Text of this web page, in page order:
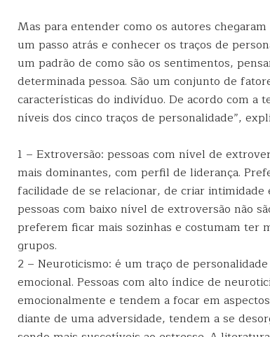
Mas para entender como os autores
um passo atrás e conhecer os traços de
um padrão de como são os sentimentos,
determinada pessoa. São um conjunto de
características do indivíduo. De acordo com a
níveis dos cinco traços de personalidade”,
1 – Extroversão: pessoas com nível de
mais dominantes, com perfil de liderança.
facilidade de se relacionar, de criar intimidade
pessoas com baixo nível de extroversão não
preferem ficar mais sozinhas e costumam ter
grupos.
2 – Neuroticismo: é um traço de
emocional. Pessoas com alto índice de
emocionalmente e tendem a focar em
diante de uma adversidade, tendem a se